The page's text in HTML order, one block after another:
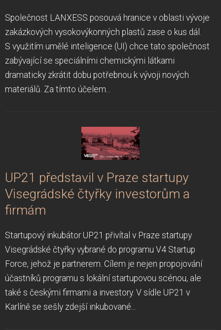
Společnost LANXESS posouvá hranice v oblasti vývoje
zakázkových vysokovýkonných plastů zase o kus dál.
S využitím umělé inteligence (UI) chce tato společnost
zabývající se speciálními chemickými látkami
dramaticky zkrátit dobu potřebnou k vývoji nových
materiálů. Za tímto účelem...
UP21 představil v Praze startupy
Visegrádské čtyřky investorům a
firmám
Startupový inkubátor UP21 přivítal v Praze startupy
Visegrádské čtyřky vybrané do programu V4 Startup
Force, jehož je partnerem. Cílem je nejen propojování
účastníků programu s lokální startupovou scénou, ale
také s českými firmami a investory. V sídle UP21 v
Karlíně se sešly zdejší inkubované...